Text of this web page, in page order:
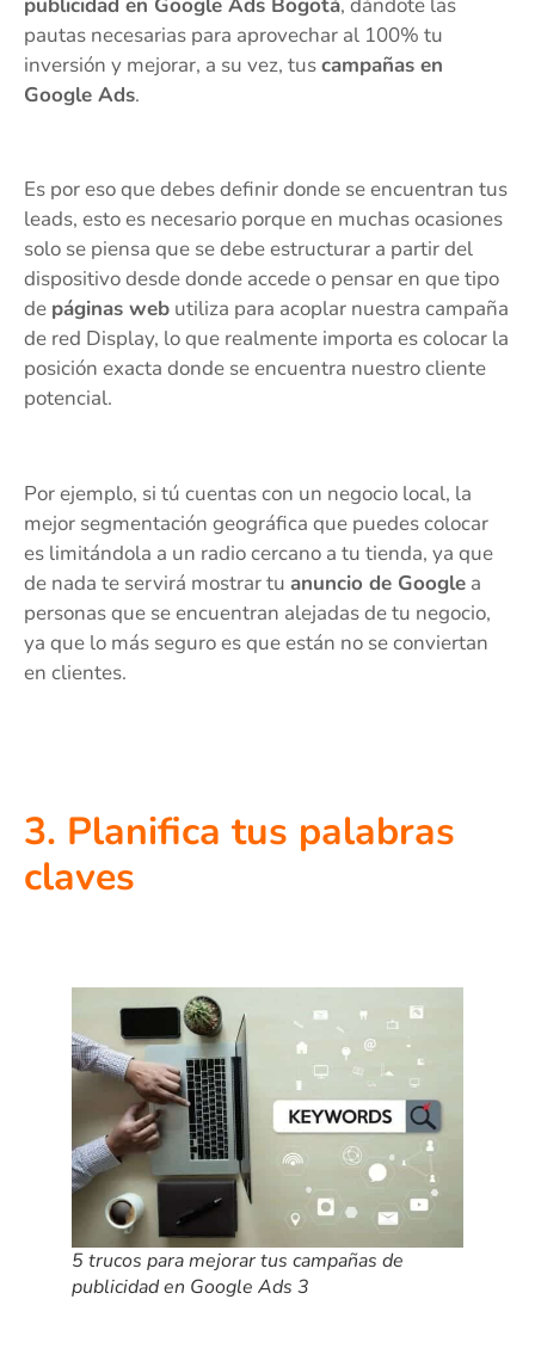
pautas necesarias para aprovechar al 100% tu
inversión y mejorar, a su vez, tuscampañas en
Google Ads.
Es por eso que debes definir donde se encuentran tus
leads, esto es necesario porque en muchas ocasiones
solo se piensa que se debe estructurar a partir del
dispositivo desde donde accede o pensar en que tipo
de páginas web utiliza para acoplar nuestra campaña
de red Display, lo que realmente importa es colocar la
posición exacta donde se encuentra nuestro cliente
potencial.
Por ejemplo, si tú cuentas con un negocio local, la
mejor segmentación geográfica que puedes colocar
es limitándola a un radio cercano a tu tienda, ya que
de nada te servirá mostrar tu anuncio de Google a
personas que se encuentran alejadas de tu negocio,
ya que lo más seguro es que están no se conviertan
en clientes.
3. Planifica tus palabras
claves
5 trucos para mejorar tus campañas de
publicidad en Google Ads 3